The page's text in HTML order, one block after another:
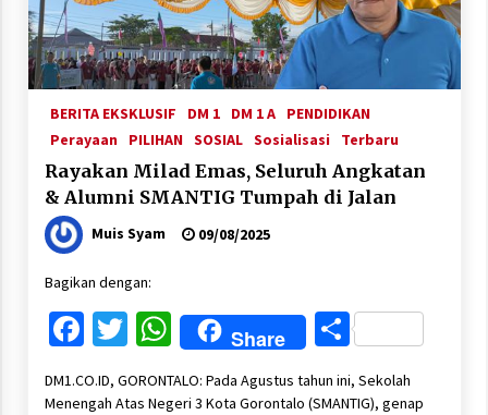
BERITA EKSKLUSIF DM 1 DM 1 A
PENDIDIKAN
Perayaan
PILIHAN SOSIAL Sosialisasi Terbaru
Rayakan Milad Emas, Seluruh Angkatan
& Alumni SMANTIG Tumpah di Jalan
Muis Syam 09/08/2025
Bagikan dengan:
Facebook
Twitter
WhatsApp
Share Share
DM1.CO.ID, GORONTALO: Pada Agustus tahun ini, Sekolah
Menengah Atas Negeri 3 Kota Gorontalo (SMANTIG), genap